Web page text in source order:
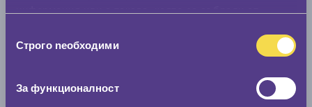
наСтрого nеобходими
За функционалност